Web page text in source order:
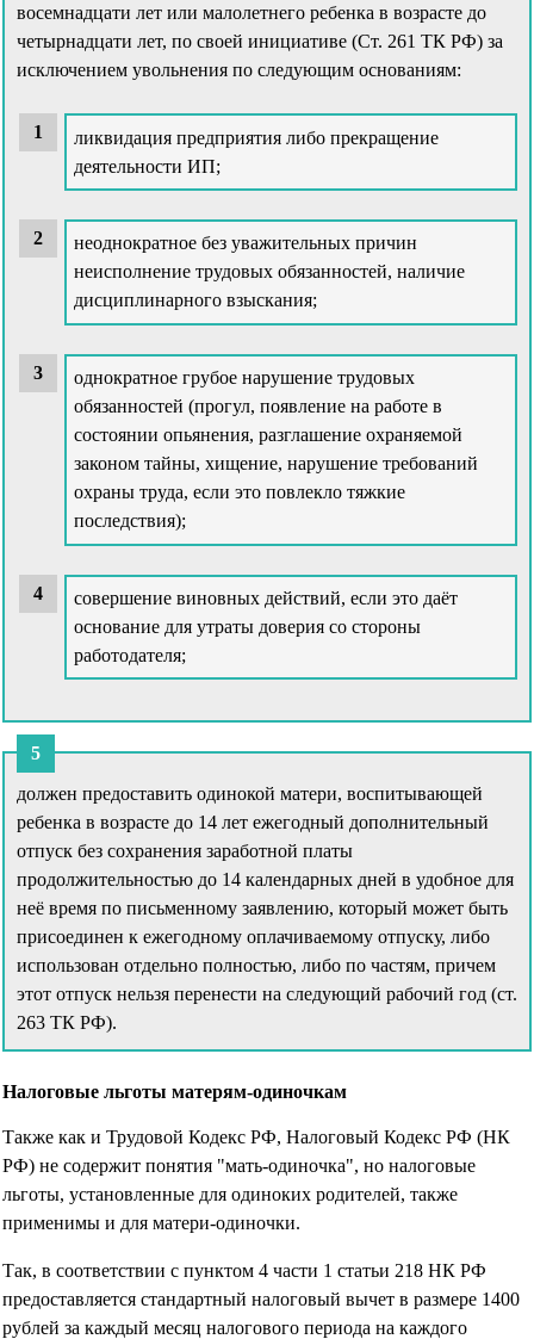
восемнадцати лет или малолетнего ребенка в возрасте до
четырнадцати лет, по своей инициативе (Ст. 261 ТК РФ) за
исключением увольнения по следующим основаниям:
ликвидация предприятия либо прекращение
деятельности ИП;
неоднократное без уважительных причин
неисполнение трудовых обязанностей, наличие
дисциплинарного взыскания;
однократное грубое нарушение трудовых
обязанностей (прогул, появление на работе в
состоянии опьянения, разглашение охраняемой
законом тайны, хищение, нарушение требований
охраны труда, если это повлекло тяжкие
последствия);
совершение виновных действий, если это даёт
основание для утраты доверия со стороны
работодателя;
должен предоставить одинокой матери, воспитывающей
ребенка в возрасте до 14 лет ежегодный дополнительный
отпуск без сохранения заработной платы
продолжительностью до 14 календарных дней в удобное для
неё время по письменному заявлению, который может быть
присоединен к ежегодному оплачиваемому отпуску, либо
использован отдельно полностью, либо по частям, причем
этот отпуск нельзя перенести на следующий рабочий год (ст.
263 ТК РФ).
Налоговые льготы матерям-одиночкам
Также как и Трудовой Кодекс РФ, Налоговый Кодекс РФ (НК
РФ) не содержит понятия "мать-одиночка", но налоговые
льготы, установленные для одиноких родителей, также
применимы и для матери-одиночки.
Так, в соответствии с пунктом 4 части 1 статьи 218 НК РФ
предоставляется стандартный налоговый вычет в размере 1400
рублей за каждый месяц налогового периода на каждого